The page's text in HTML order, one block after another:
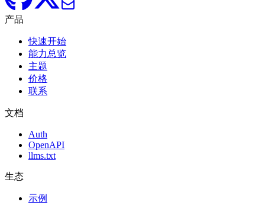
产品
快速开始
能力总览
主题
价格
联系
文档
Auth
OpenAPI
llms.txt
生态
示例